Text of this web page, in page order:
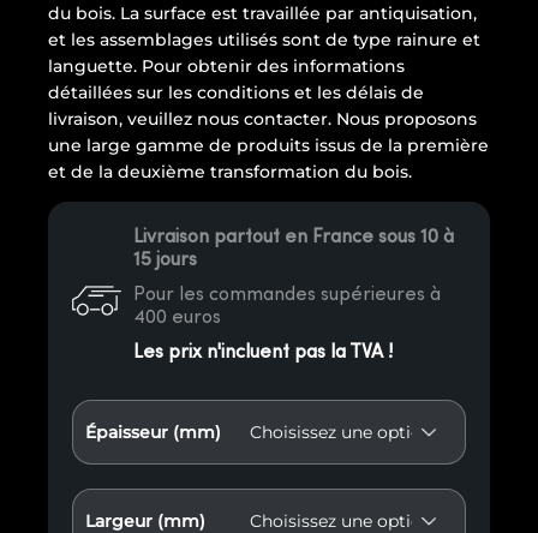
du bois. La surface est travaillée par antiquisation,
et les assemblages utilisés sont de type rainure et
languette. Pour obtenir des informations
détaillées sur les conditions et les délais de
livraison, veuillez nous contacter. Nous proposons
une large gamme de produits issus de la première
et de la deuxième transformation du bois.
Livraison partout en France sous 10 à
15 jours
Pour les commandes supérieures à
400 euros
Les prix n'incluent pas la TVA !
Épaisseur (mm)
Largeur (mm)